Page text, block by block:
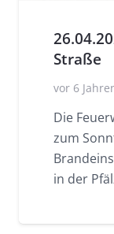
Straße
vor 6
Die
zum
in der